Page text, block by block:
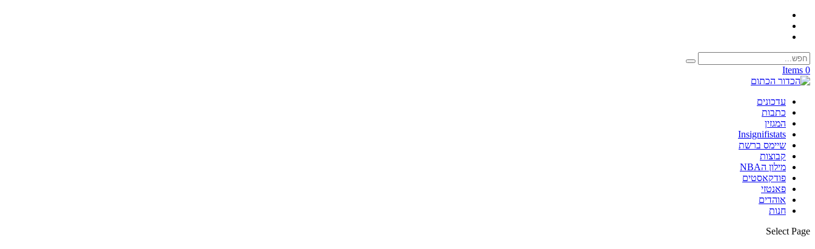
0 Items
עדכונים
כתבות
המגזין
Insignifistats
שיימס ברשת
קבוצות
מילון הNBA
פודקאסטים
פאנטזי
אוהדים
חנות
Select Page